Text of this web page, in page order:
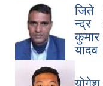
जिते
न्द्र
कुमार
यादव